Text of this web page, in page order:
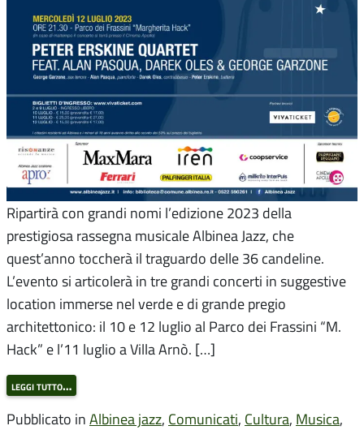
Ripartirà con grandi nomi l’edizione 2023 della
prestigiosa rassegna musicale Albinea Jazz, che
quest’anno toccherà il traguardo delle 36 candeline.
L’evento si articolerà in tre grandi concerti in suggestive
location immerse nel verde e di grande pregio
architettonico: il 10 e 12 luglio al Parco dei Frassini “M.
Hack” e l’11 luglio a Villa Arnò. […]
leggi tutto…
Pubblicato in Albinea jazz, Comunicati, Cultura, Musica,